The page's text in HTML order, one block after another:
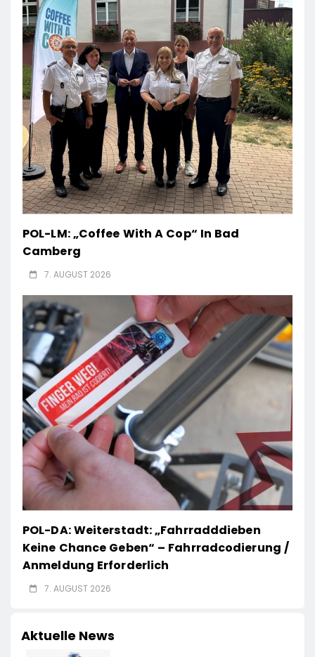
POL-LM: „Coffee With A Cop“ In Bad
Camberg
7. AUGUST 2026
POL-DA: Weiterstadt: „Fahrradddieben
Keine Chance Geben“ – Fahrradcodierung /
Anmeldung Erforderlich
7. AUGUST 2026
Aktuelle News